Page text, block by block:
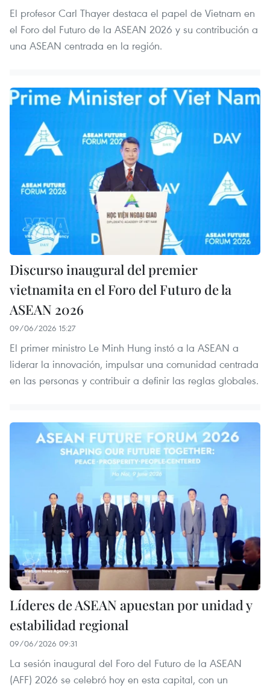
El profesor Carl Thayer destaca el papel de Vietnam en
el Foro del Futuro de la ASEAN 2026 y su contribución a
una ASEAN centrada en la región.
Discurso inaugural del premier
vietnamita en el Foro del Futuro de la
ASEAN 2026
09/06/2026 15:27
El primer ministro Le Minh Hung instó a la ASEAN a
liderar la innovación, impulsar una comunidad centrada
en las personas y contribuir a definir las reglas globales.
Líderes de ASEAN apuestan por unidad y
estabilidad regional
09/06/2026 09:31
La sesión inaugural del Foro del Futuro de la ASEAN
(AFF) 2026 se celebró hoy en esta capital, con un